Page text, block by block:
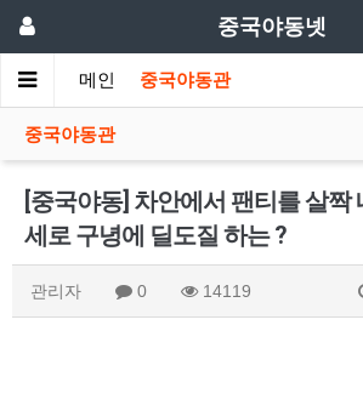
중국야동넷
메인 중국야동관
중국야동관
[중국야동] 차안에서 팬티를 살짝
세로 구녕에 딜도질 하는 ?
관리자 0 14119